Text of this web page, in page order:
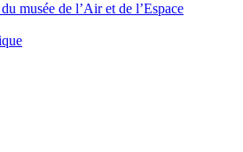
musée de l’Air et de l’Espace